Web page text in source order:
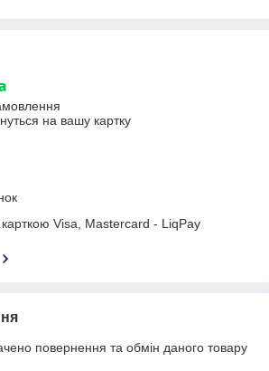
на вашу картку
Visa, Mastercard - LiqPay
повернення та обмін даного товару